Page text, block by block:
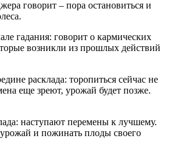
говорит – пора остановиться и
гадания: говорит о кармических
возникли из прошлых действий
расклада: торопиться сейчас не
еще зреют, урожай будет позже.
наступают перемены к лучшему.
и пожинать плоды своего